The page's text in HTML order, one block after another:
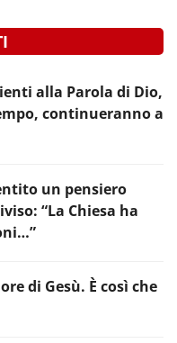
alla Parola di Dio,
continueranno a
un pensiero
“La Chiesa ha
di Gesù. È così che